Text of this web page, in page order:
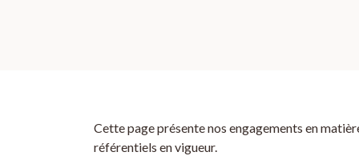
Cette page présente nos engagements en
référentiels en vigueur.